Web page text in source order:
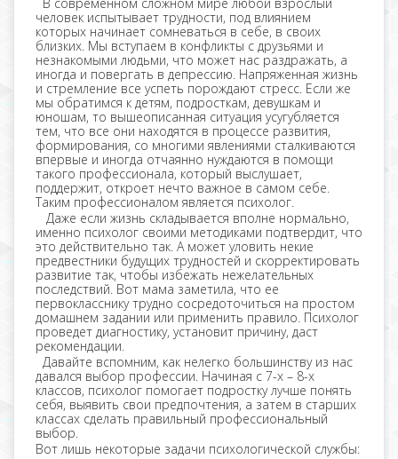
человек испытывает трудности, под влиянием
которых начинает сомневаться в себе, в своих
близких. Мы вступаем в конфликты с друзьями и
незнакомыми людьми, что может нас раздражать, а
иногда и повергать в депрессию. Напряженная жизнь
и стремление все успеть порождают стресс. Если же
мы обратимся к детям, подросткам, девушкам и
юношам, то вышеописанная ситуация усугубляется
тем, что все они находятся в процессе развития,
формирования, со многими явлениями сталкиваются
впервые и иногда отчаянно нуждаются в помощи
такого профессионала, который выслушает,
поддержит, откроет нечто важное в самом себе.
Таким профессионалом является психолог.
Даже если жизнь складывается вполне нормально,
именно психолог своими методиками подтвердит, что
это действительно так. А может уловить некие
предвестники будущих трудностей и скорректировать
развитие так, чтобы избежать нежелательных
последствий. Вот мама заметила, что ее
первокласснику трудно сосредоточиться на простом
домашнем задании или применить правило. Психолог
проведет диагностику, установит причину, даст
рекомендации.
Давайте вспомним, как нелегко большинству из нас
давался выбор профессии. Начиная с 7-х – 8-х
классов, психолог помогает подростку лучше понять
себя, выявить свои предпочтения, а затем в старших
классах сделать правильный профессиональный
выбор.
Вот лишь некоторые задачи психологической службы: